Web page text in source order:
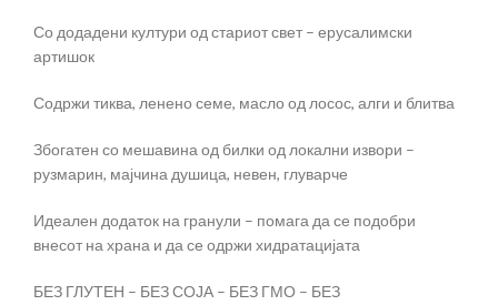
Со додадени култури од стариот свет – ерусалимски
артишок
Содржи тиква, ленено семе, масло од лосос, алги и блитва
Збогатен со мешавина од билки од локални извори –
рузмарин, мајчина душица, невен, глуварче
Идеален додаток на гранули – помага да се подобри
внесот на храна и да се одржи хидратацијата
БЕЗ ГЛУТЕН – БЕЗ СОЈА – БЕЗ ГМО – БЕЗ